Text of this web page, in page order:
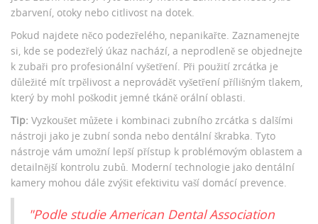
zbarvení, otoky nebo citlivost na dotek.
Pokud najdete něco podezřelého, nepanikařte. Zaznamenejte
si, kde se podezřelý úkaz nachází, a neprodleně se objednejte
k zubaři pro profesionální vyšetření. Při použití zrcátka je
důležité mít trpělivost a neprovádět vyšetření přílišným tlakem,
který by mohl poškodit jemné tkáně orální oblasti.
Tip: Vyzkoušet můžete i kombinaci zubního zrcátka s dalšími
nástroji jako je zubní sonda nebo dentální škrabka. Tyto
nástroje vám umožní lepší přístup k problémovým oblastem a
detailnější kontrolu zubů. Moderní technologie jako dentální
kamery mohou dále zvýšit efektivitu vaší domácí prevence.
"Podle studie American Dental Association